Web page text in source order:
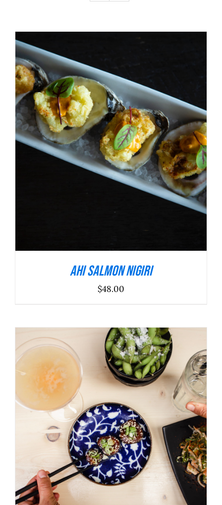
ADICIONAR / DETALHES
Ahi Salmon Nigiri
$48.00
ADICIONAR / DETALHES